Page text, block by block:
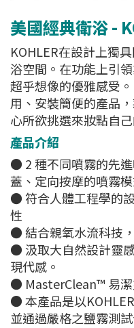
美國經典衛浴 -
KOHLER在設計上獨
浴空間。在功能上引
超乎想像的優雅感受
用、安裝簡便的產品
心所欲挑選來妝點自己
產品介紹
● 2 種不同噴霧的先
蓋、定向按摩的噴霧
● 符合人體工程學的
性
● 結合親氧水流科技
● 汲取大自然設計靈
現代感。
● MasterClean™ 易潔
● 本產品是以
並通過嚴格之鹽霧測